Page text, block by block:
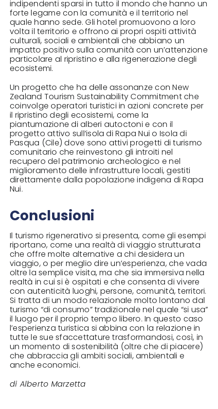
indipendenti sparsi in tutto il mondo che hanno un
forte legame con la comunità e il territorio nel
quale hanno sede. Gli hotel promuovono a loro
volta il territorio e offrono ai propri ospiti attività
culturali, sociali e ambientali che abbiano un
impatto positivo sulla comunità con un’attenzione
particolare al ripristino e alla rigenerazione degli
ecosistemi.
Un progetto che ha delle assonanze conNew
Zealand Tourism Sustainability Commitmentche
coinvolge operatori turistici in azioni concrete per
il ripristino degli ecosistemi, come la
piantumazione di alberi autoctoni e con il
progetto attivo sull’isola diRapa Nui o Isola di
Pasqua (Cile) dove sono attivi progetti di turismo
comunitario che reinvestono gli introiti nel
recupero del patrimonio archeologico e nel
miglioramento delle infrastrutture locali, gestiti
direttamente dalla popolazione indigena di Rapa
Nui.
Conclusioni
Il turismo rigenerativo si presenta, come gli esempi
riportano, come una realtà di viaggio strutturata
che offre molte alternative a chi desidera un
viaggio, o per meglio dire un’esperienza, che vada
oltre la semplice visita, ma che sia immersiva nella
realtà in cui si è ospitati e che consenta di vivere
con autenticità luoghi, persone, comunità, territori.
Si tratta di un modo relazionale molto lontano dal
turismo “di consumo” tradizionale nel quale “si usa”
il luogo per il proprio tempo libero. In questo caso
l’esperienza turistica si abbina con la relazione in
tutte le sue sfaccettature trasformandosi, così, in
un momento di sostenibilità (oltre che di piacere)
che abbraccia gli ambiti sociali, ambientali e
anche economici.
di Alberto Marzetta